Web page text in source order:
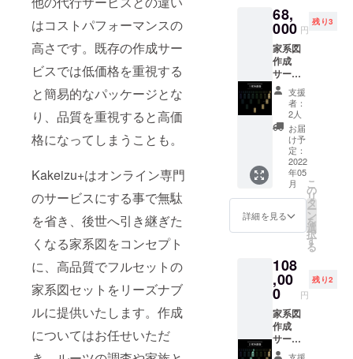
はコストパフォーマンスの
高さです。既存の作成サー
ビスでは低価格を重視する
と簡易的なパッケージとな
り、品質を重視すると高価
格になってしまうことも。
Kakeizu+はオンライン専門
のサービスにする事で無駄
を省き、後世へ引き継ぎた
くなる家系図をコンセプト
に、高品質でフルセットの
家系図セットをリーズナブ
ルに提供いたします。作成
についてはお任せいただ
門の家系図
作成サービ
スです。高
品質でお求
めやすくご
用意してお
ります。
68,
000 円
残り3
家系図
作成
サービ
ス1家系
調査プ
ラン [一
般販売
予定価
格：税
88,000
円] ＜商
品内容
＞ - 家
系図 -
ダー -
戸籍謄
本ホル
ダー -
家族年
表 - 家
族年表
ホル
支援
者：
2人
お届
け予
定：
2022
年05
月
詳細を見る
こ
の
リ
タ
ー
ン
を
選
択
す
る
108
,00
0 円
残り2
家系図
作成
サービ
ス2家系